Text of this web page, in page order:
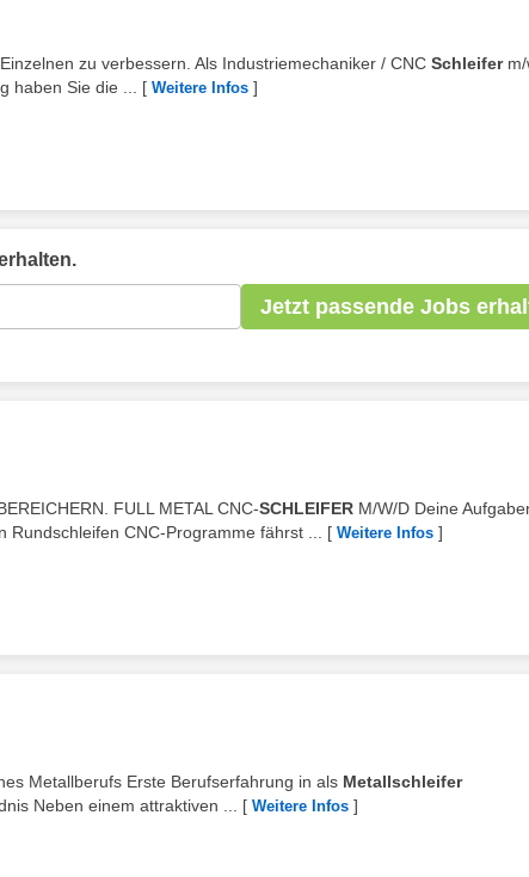
zu verbessern. Als Industriemechaniker / CNC Schleiferm/
haben Sie die ...
[ Weitere Infos ]
Jetzt passende Jobs
FULL METAL CNC-SCHLEIFER M/W/D Deine
CNC-Programme fährst ...
[ Weitere Infos ]
Metallberufs Erste Berufserfahrung in als Metallschleifer
Neben einem attraktiven ...
[ Weitere Infos ]